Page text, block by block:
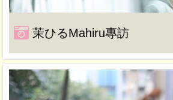
茉ひるMahiru專訪